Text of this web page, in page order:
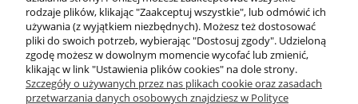
4EVERFIT
rodzaje plików, klikając "Zaakceptuj wszystkie", lub odmówić ich
używania (z wyjątkiem niezbędnych). Możesz też dostosować
pliki do swoich potrzeb, wybierając "Dostosuj zgody". Udzieloną
zgodę możesz w dowolnym momencie wycofać lub zmienić,
klikając w link "Ustawienia plików cookies" na dole strony.
Szczegóły o używanych przez nas plikach cookie oraz zasadach
przetwarzania danych osobowych znajdziesz w Polityce